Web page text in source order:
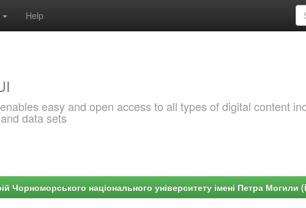
Help
easy and open access to all types of digital content
data sets
Чорноморського національного університету імені Петра Могили